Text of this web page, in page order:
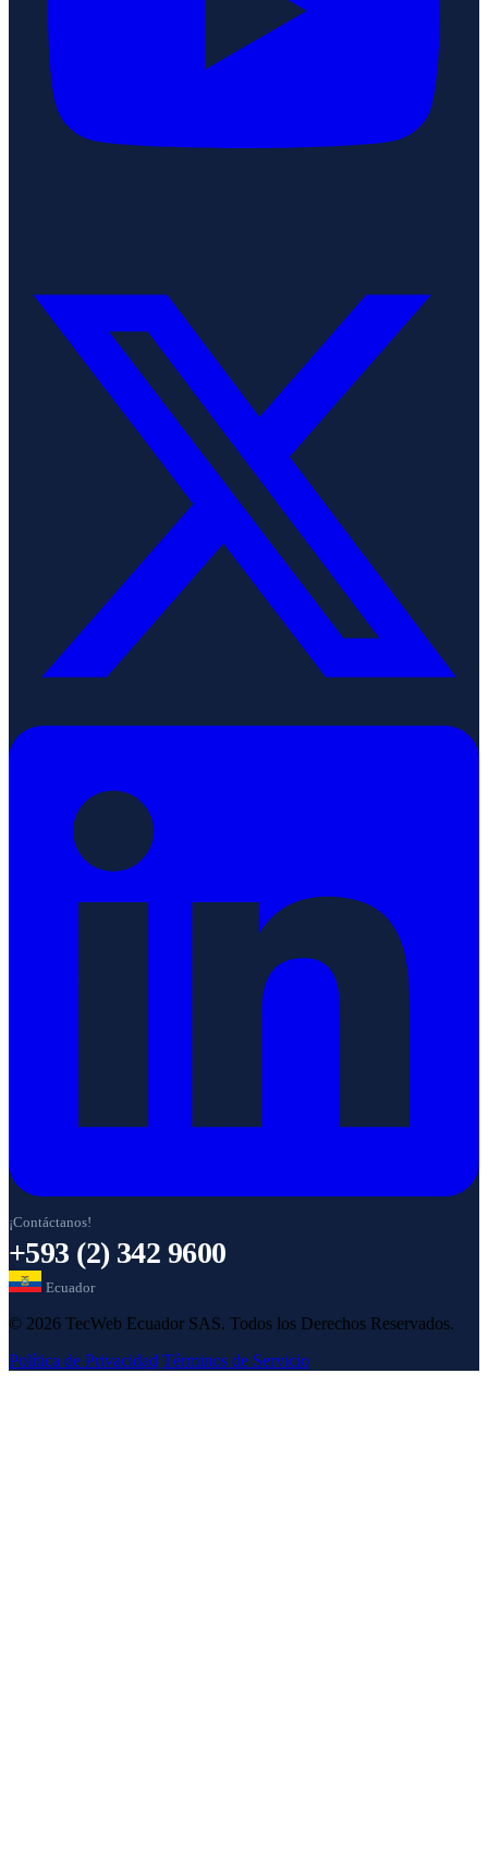
¡Contáctanos!
+593 (2) 342 9600
Ecuador
© 2026 TecWeb Ecuador SAS. Todos los Derechos Reservados.
Política de Privacidad Términos de Servicio